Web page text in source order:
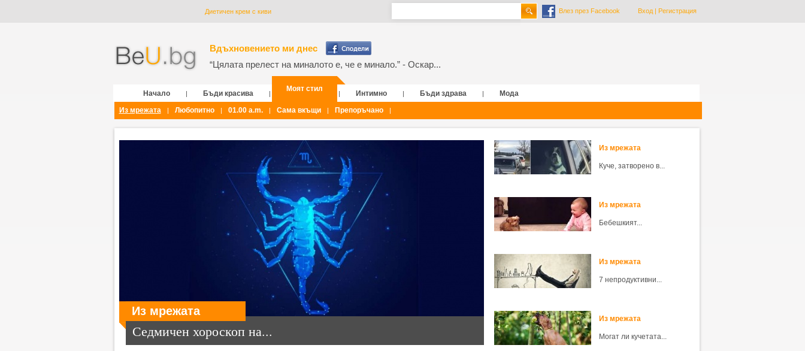
Диетичен крем с киви Влез през Facebook Вход| Регистрация
Вдъхновението ми днес
“Цялата прелест на миналото е, че е минало.” - Оскар...
Начало | Бъди красива |
Моят стил
| Интимно | Бъди здрава |
Мода
Из мрежата
| Любопитно | 01.00 a.m. | Сама вкъщи | Препоръчано |
Из мрежата
Седмичен хороскоп на...
Из мрежата
Куче, затворено в...
Из мрежата
Бебешкият...
Из мрежата
7 непродуктивни...
Из мрежата
Могат ли кучетата...